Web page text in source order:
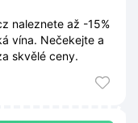
naleznete až -15%
vína. Nečekejte a
skvělé ceny.